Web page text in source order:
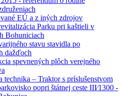
EÚ a z iných zdrojov
Parku pri kaštieli v
Bohuniciach
stavu stavidla po
dažďoch
spevnených plôch verejného
technika – Traktor s príslušenstvom
popri štátnej ceste III⁄1300 -